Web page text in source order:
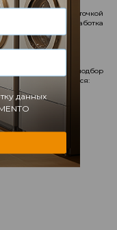
мягкой щеточкой
быть сухая обработка
будет зависеть подбор
может появиться:
напитков;
данных